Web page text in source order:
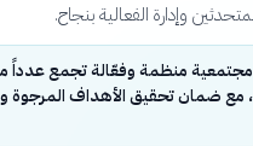
وإدارة الفعالية بنجاح.
منظمة وفعّالة تجمع عدداً
ضمان تحقيق الأهداف المرجوة